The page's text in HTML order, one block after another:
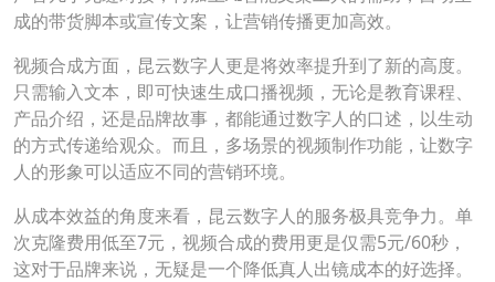
成的带货脚本或宣传文案，让营销传播更加高效。
视频合成方面，昆云数字人更是将效率提升到了新的高度。
只需输入文本，即可快速生成口播视频，无论是教育课程、
产品介绍，还是品牌故事，都能通过数字人的口述，以生动
的方式传递给观众。而且，多场景的视频制作功能，让数字
人的形象可以适应不同的营销环境。
从成本效益的角度来看，昆云数字人的服务极具竞争力。单
次克隆费用低至7元，视频合成的费用更是仅需5元/60秒，
这对于品牌来说，无疑是一个降低真人出镜成本的好选择。